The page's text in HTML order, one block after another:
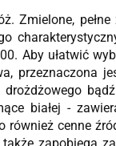
Zmielone, pełne
Aby ułatwić
przeznaczona
białej -
cenne
zapobiega